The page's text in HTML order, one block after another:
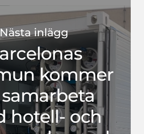
Nästa inlägg
kommer
hotell- och